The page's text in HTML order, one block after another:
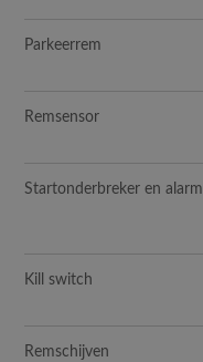
Parkeerrem
Remsensor
Startonderbreker en alarm
Kill switch
Remschijven